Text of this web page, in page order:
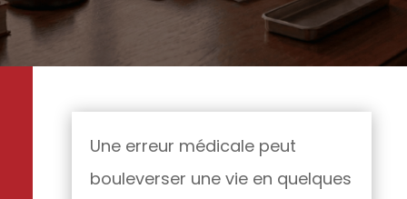
Une erreur médicale peut
bouleverser une vie en quelques